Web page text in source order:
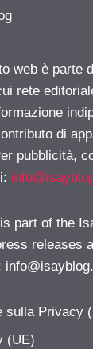
web è parte
rete
di
pubblicità,
part of the
releases
sulla Privacy
(UE)